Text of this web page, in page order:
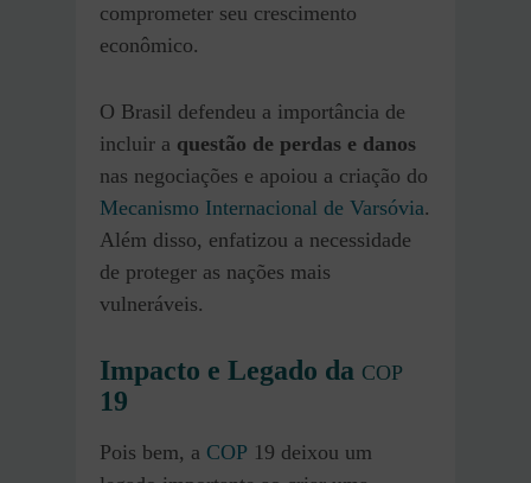
comprometer seu crescimento
econômico.
O Brasil defendeu a importância de
incluir a questão de perdas e danos
nas negociações e apoiou a criação do
Mecanismo Internacional de Varsóvia.
Além disso, enfatizou a necessidade
de proteger as nações mais
vulneráveis.
Impacto e Legado da COP
19
Pois bem, a COP 19 deixou um